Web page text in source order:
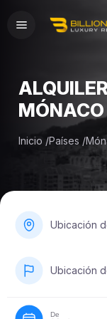
MÓNACO
Inicio /Países /
Ubicación
Ubicación
De